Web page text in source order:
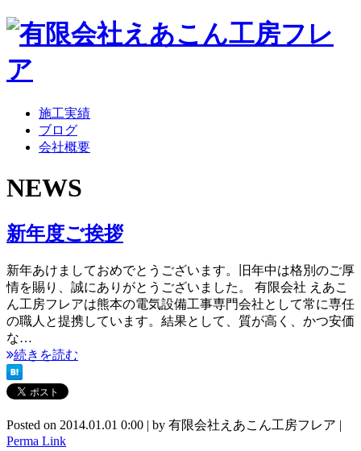
施工実績
ブログ
会社概要
NEWS
新年度ご挨拶
新年あけましておめでとうございます。旧年中は格別のご厚
情を賜り、誠にありがとうございました。 有限会社 えあこ
ん工房フレアは熊本の電気設備工事専門会社として常に専任
の職人と提携しています。結果として、質が高く、かつ安価
な…
続きを読む
Posted on 2014.01.01 0:00 | by 有限会社えあこん工房フレア |
Perma Link